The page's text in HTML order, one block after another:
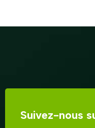
Suivez-nous